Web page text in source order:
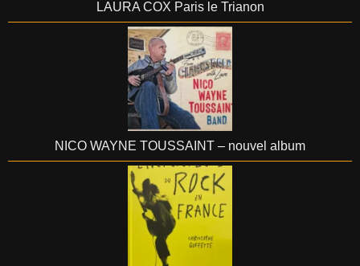
LAURA COX Paris le Trianon
NICO WAYNE TOUSSAINT – nouvel album